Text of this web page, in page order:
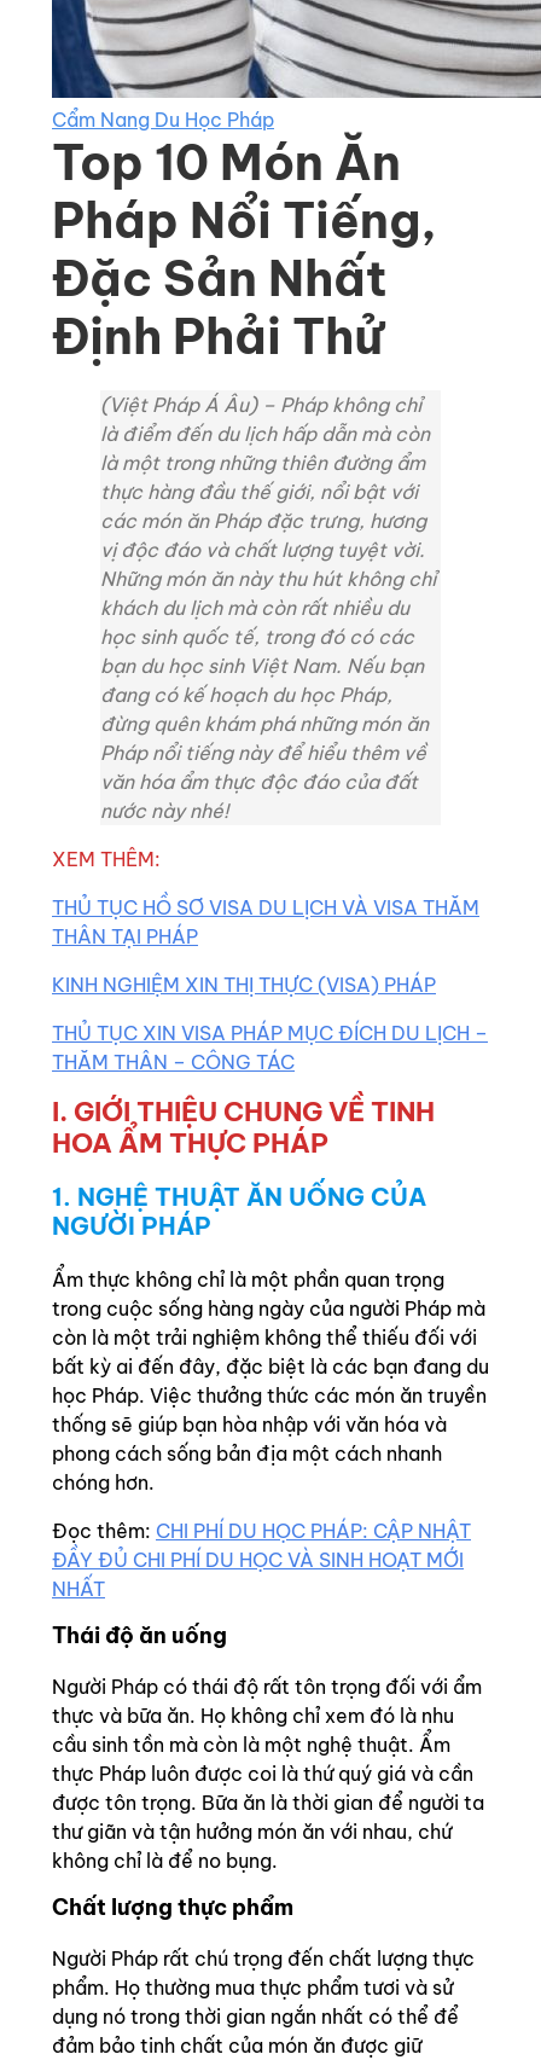
Cẩm Nang Du Học Pháp
Top 10 Món Ăn
Pháp Nổi Tiếng,
Đặc Sản Nhất
Định Phải Thử
(Việt Pháp Á Âu) – Pháp không chỉ
là điểm đến du lịch hấp dẫn mà còn
là một trong những thiên đường ẩm
thực hàng đầu thế giới, nổi bật với
các món ăn Pháp đặc trưng, hương
vị độc đáo và chất lượng tuyệt vời.
Những món ăn này thu hút không chỉ
khách du lịch mà còn rất nhiều du
học sinh quốc tế, trong đó có các
bạn du học sinh Việt Nam. Nếu bạn
đang có kế hoạch du học Pháp,
đừng quên khám phá những món ăn
Pháp nổi tiếng này để hiểu thêm về
văn hóa ẩm thực độc đáo của đất
nước này nhé!
XEM THÊM:
THỦ TỤC HỒ SƠ VISA DU LỊCH VÀ VISA THĂM
THÂN TẠI PHÁP
KINH NGHIỆM XIN THỊ THỰC (VISA) PHÁP
THỦ TỤC XIN VISA PHÁP MỤC ĐÍCH DU LỊCH –
THĂM THÂN – CÔNG TÁC
I. GIỚI THIỆU CHUNG VỀ TINH
HOA ẨM THỰC PHÁP
1. NGHỆ THUẬT ĂN UỐNG CỦA
NGƯỜI PHÁP
Ẩm thực không chỉ là một phần quan trọng
trong cuộc sống hàng ngày của người Pháp mà
còn là một trải nghiệm không thể thiếu đối với
bất kỳ ai đến đây, đặc biệt là các bạn đang du
học Pháp. Việc thưởng thức các món ăn truyền
thống sẽ giúp bạn hòa nhập với văn hóa và
phong cách sống bản địa một cách nhanh
chóng hơn.
Đọc thêm: CHI PHÍ DU HỌC PHÁP: CẬP NHẬT
ĐẦY ĐỦ CHI PHÍ DU HỌC VÀ SINH HOẠT MỚI
NHẤT
Thái độ ăn uống
Người Pháp có thái độ rất tôn trọng đối với ẩm
thực và bữa ăn. Họ không chỉ xem đó là nhu
cầu sinh tồn mà còn là một nghệ thuật. Ẩm
thực Pháp luôn được coi là thứ quý giá và cần
được tôn trọng. Bữa ăn là thời gian để người ta
thư giãn và tận hưởng món ăn với nhau, chứ
không chỉ là để no bụng.
Chất lượng thực phẩm
Người Pháp rất chú trọng đến chất lượng thực
phẩm. Họ thường mua thực phẩm tươi và sử
dụng nó trong thời gian ngắn nhất có thể để
đảm bảo tinh chất của món ăn được giữ